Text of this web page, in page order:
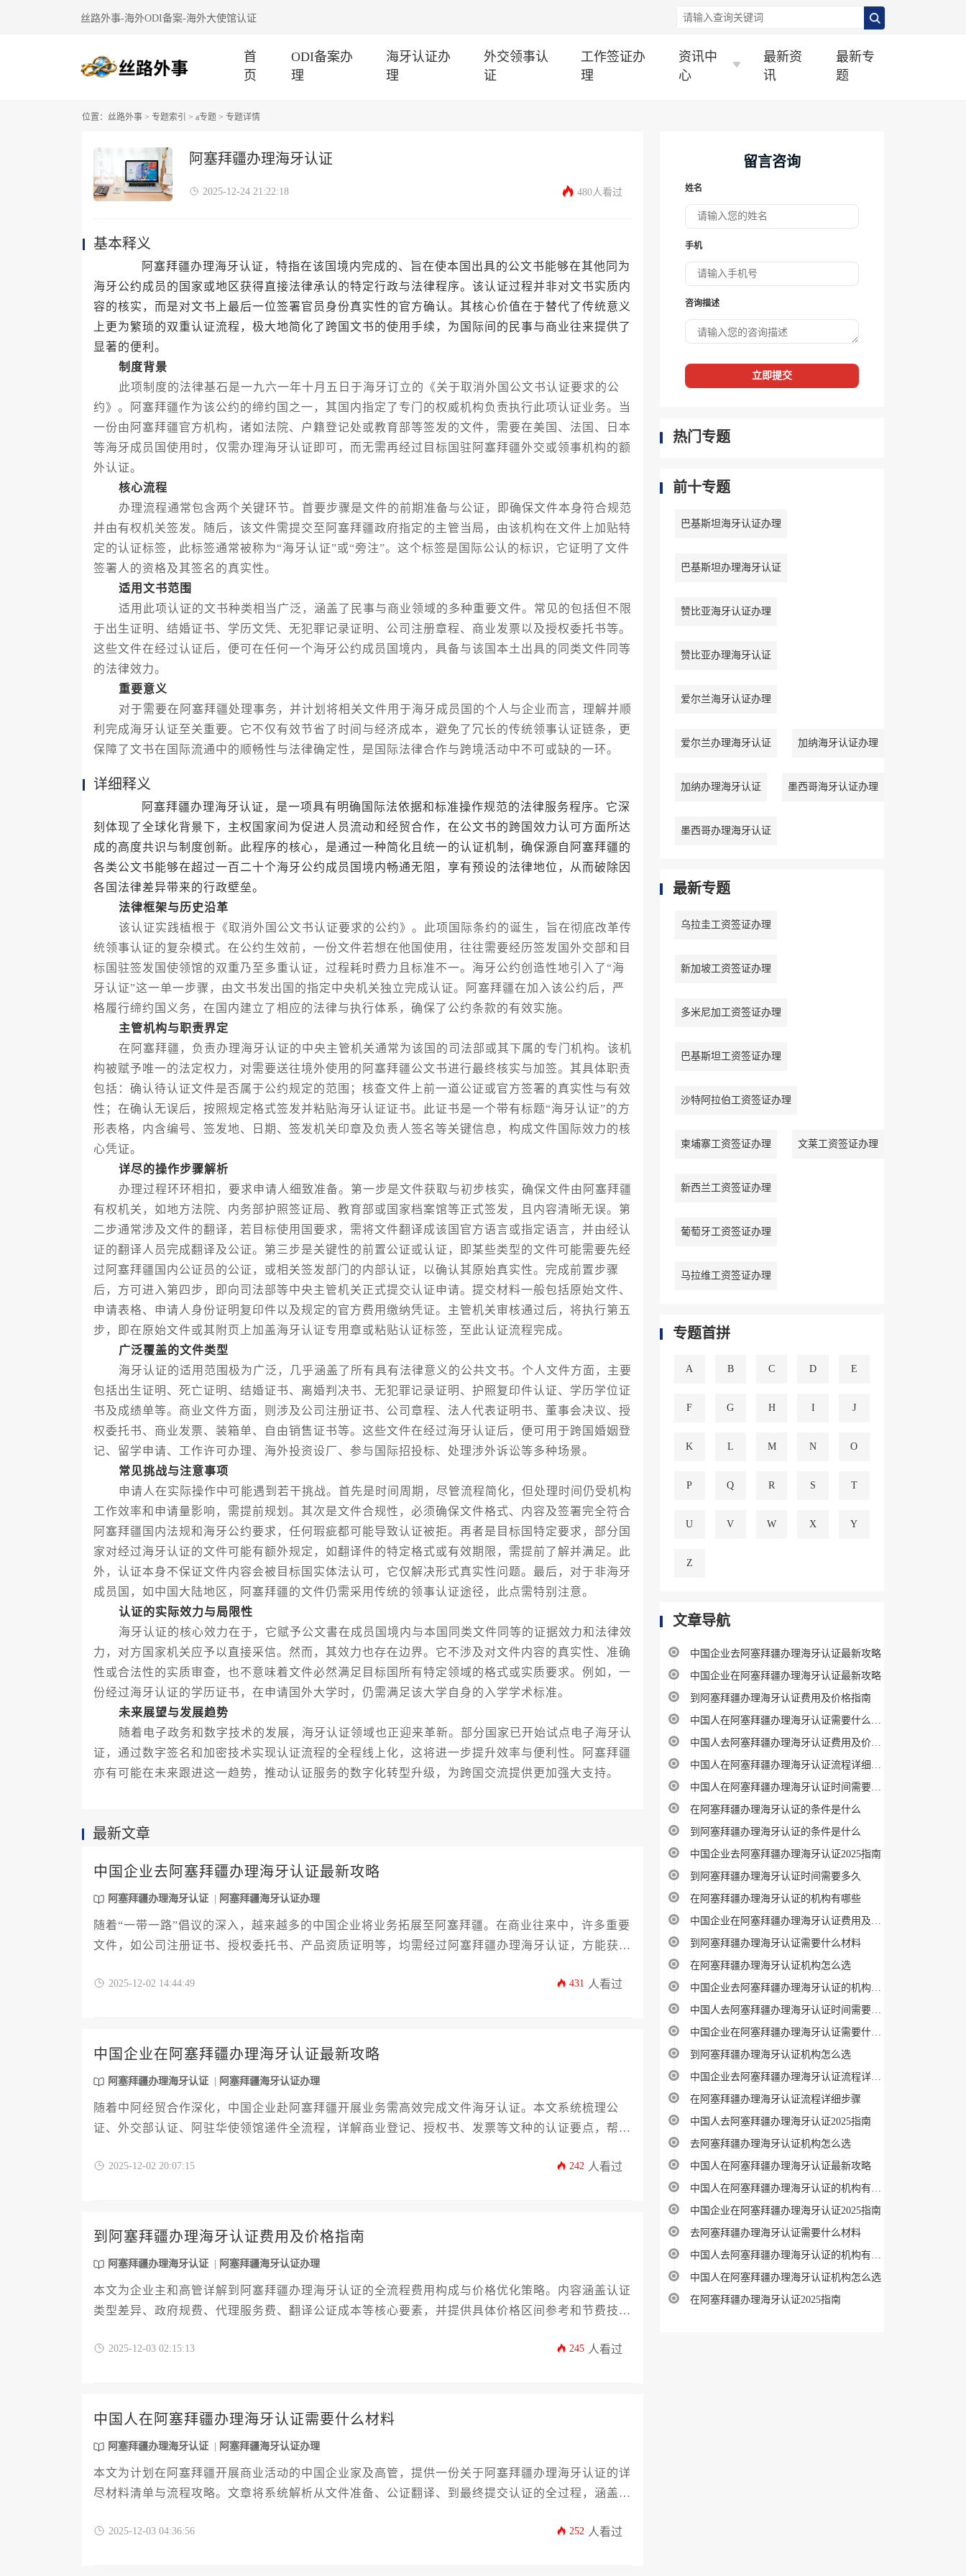
丝路外事-海外ODI备案-海外大使馆认证
首
页
ODI备案办
理
海牙认证办
理
外交领事认
证
工作签证办
理
资讯中
心
最新资
讯
最新专
题
位置： 丝路外事 > 专题索引 > a专题 > 专题详情
阿塞拜疆办理海牙认证
2025-12-24 21:22:18 480人看过
基本释义
阿塞拜疆办理海牙认证，特指在该国境内完成的、旨在使本国出具的公文书能够在其他同为
海牙公约成员的国家或地区获得直接法律承认的特定行政与法律程序。该认证过程并非对文书实质内
容的核实，而是对文书上最后一位签署官员身份真实性的官方确认。其核心价值在于替代了传统意义
上更为繁琐的双重认证流程，极大地简化了跨国文书的使用手续，为国际间的民事与商业往来提供了
显著的便利。
制度背景
此项制度的法律基石是一九六一年十月五日于海牙订立的《关于取消外国公文书认证要求的公
约》。阿塞拜疆作为该公约的缔约国之一，其国内指定了专门的权威机构负责执行此项认证业务。当
一份由阿塞拜疆官方机构，诸如法院、户籍登记处或教育部等签发的文件，需要在美国、法国、日本
等海牙成员国使用时，仅需办理海牙认证即可，而无需再经过目标国驻阿塞拜疆外交或领事机构的额
外认证。
核心流程
办理流程通常包含两个关键环节。首要步骤是文件的前期准备与公证，即确保文件本身符合规范
并由有权机关签发。随后，该文件需提交至阿塞拜疆政府指定的主管当局，由该机构在文件上加贴特
定的认证标签，此标签通常被称为“海牙认证”或“旁注”。这个标签是国际公认的标识，它证明了文件
签署人的资格及其签名的真实性。
适用文书范围
适用此项认证的文书种类相当广泛，涵盖了民事与商业领域的多种重要文件。常见的包括但不限
于出生证明、结婚证书、学历文凭、无犯罪记录证明、公司注册章程、商业发票以及授权委托书等。
这些文件在经过认证后，便可在任何一个海牙公约成员国境内，具备与该国本土出具的同类文件同等
的法律效力。
重要意义
对于需要在阿塞拜疆处理事务，并计划将相关文件用于海牙成员国的个人与企业而言，理解并顺
利完成海牙认证至关重要。它不仅有效节省了时间与经济成本，避免了冗长的传统领事认证链条，更
保障了文书在国际流通中的顺畅性与法律确定性，是国际法律合作与跨境活动中不可或缺的一环。
详细释义
阿塞拜疆办理海牙认证，是一项具有明确国际法依据和标准操作规范的法律服务程序。它深
刻体现了全球化背景下，主权国家间为促进人员流动和经贸合作，在公文书的跨国效力认可方面所达
成的高度共识与制度创新。此程序的核心，是通过一种简化且统一的认证机制，确保源自阿塞拜疆的
各类公文书能够在超过一百二十个海牙公约成员国境内畅通无阻，享有预设的法律地位，从而破除因
各国法律差异带来的行政壁垒。
法律框架与历史沿革
该认证实践植根于《取消外国公文书认证要求的公约》。此项国际条约的诞生，旨在彻底改革传
统领事认证的复杂模式。在公约生效前，一份文件若想在他国使用，往往需要经历签发国外交部和目
标国驻签发国使领馆的双重乃至多重认证，过程耗时费力且标准不一。海牙公约创造性地引入了“海
牙认证”这一单一步骤，由文书发出国的指定中央机关独立完成认证。阿塞拜疆在加入该公约后，严
格履行缔约国义务，在国内建立了相应的法律与执行体系，确保了公约条款的有效实施。
主管机构与职责界定
在阿塞拜疆，负责办理海牙认证的中央主管机关通常为该国的司法部或其下属的专门机构。该机
构被赋予唯一的法定权力，对需要送往境外使用的阿塞拜疆公文书进行最终核实与加签。其具体职责
包括：确认待认证文件是否属于公约规定的范围；核查文件上前一道公证或官方签署的真实性与有效
性；在确认无误后，按照规定格式签发并粘贴海牙认证证书。此证书是一个带有标题“海牙认证”的方
形表格，内含编号、签发地、日期、签发机关印章及负责人签名等关键信息，构成文件国际效力的核
心凭证。
详尽的操作步骤解析
办理过程环环相扣，要求申请人细致准备。第一步是文件获取与初步核实，确保文件由阿塞拜疆
有权机关，如地方法院、内务部护照签证局、教育部或国家档案馆等正式签发，且内容清晰无误。第
二步通常涉及文件的翻译，若目标使用国要求，需将文件翻译成该国官方语言或指定语言，并由经认
证的翻译人员完成翻译及公证。第三步是关键性的前置公证或认证，即某些类型的文件可能需要先经
过阿塞拜疆国内公证员的公证，或相关签发部门的内部认证，以确认其原始真实性。完成前置步骤
后，方可进入第四步，即向司法部等中央主管机关正式提交认证申请。提交材料一般包括原始文件、
申请表格、申请人身份证明复印件以及规定的官方费用缴纳凭证。主管机关审核通过后，将执行第五
步，即在原始文件或其附页上加盖海牙认证专用章或粘贴认证标签，至此认证流程完成。
广泛覆盖的文件类型
海牙认证的适用范围极为广泛，几乎涵盖了所有具有法律意义的公共文书。个人文件方面，主要
包括出生证明、死亡证明、结婚证书、离婚判决书、无犯罪记录证明、护照复印件认证、学历学位证
书及成绩单等。商业文件方面，则涉及公司注册证书、公司章程、法人代表证明书、董事会决议、授
权委托书、商业发票、装箱单、自由销售证书等。这些文件在经过海牙认证后，便可用于跨国婚姻登
记、留学申请、工作许可办理、海外投资设厂、参与国际招投标、处理涉外诉讼等多种场景。
常见挑战与注意事项
申请人在实际操作中可能遇到若干挑战。首先是时间周期，尽管流程简化，但处理时间仍受机构
工作效率和申请量影响，需提前规划。其次是文件合规性，必须确保文件格式、内容及签署完全符合
阿塞拜疆国内法规和海牙公约要求，任何瑕疵都可能导致认证被拒。再者是目标国特定要求，部分国
家对经过海牙认证的文件可能有额外规定，如翻译件的特定格式或有效期限，需提前了解并满足。此
外，认证本身不保证文件内容会被目标国实体法认可，它仅解决形式真实性问题。最后，对于非海牙
成员国，如中国大陆地区，阿塞拜疆的文件仍需采用传统的领事认证途径，此点需特别注意。
认证的实际效力与局限性
海牙认证的核心效力在于，它赋予公文書在成员国境内与本国同类文件同等的证据效力和法律效
力，对方国家机关应予以直接采信。然而，其效力也存在边界。它不涉及对文件内容的真实性、准确
性或合法性的实质审查，也不意味着文件必然满足目标国所有特定领域的格式或实质要求。例如，一
份经过海牙认证的学历证书，在申请国外大学时，仍需满足该大学自身的入学学术标准。
未来展望与发展趋势
随着电子政务和数字技术的发展，海牙认证领域也正迎来革新。部分国家已开始试点电子海牙认
证，通过数字签名和加密技术实现认证流程的全程线上化，这将进一步提升效率与便利性。阿塞拜疆
亦有可能在未来跟进这一趋势，推动认证服务的数字化转型升级，为跨国交流提供更加强大支持。
最新文章
中国企业去阿塞拜疆办理海牙认证最新攻略
阿塞拜疆办理海牙认证 阿塞拜疆海牙认证办理
随着“一带一路”倡议的深入，越来越多的中国企业将业务拓展至阿塞拜疆。在商业往来中，许多重要
文件，如公司注册证书、授权委托书、产品资质证明等，均需经过阿塞拜疆办理海牙认证，方能获得
攻略，系统梳理从文件准备、认证流程到注意事项的全链条操作指南，助力企业高效、合规地完成认
2025-12-02 14:44:49 431 人看过
中国企业在阿塞拜疆办理海牙认证最新攻略
阿塞拜疆办理海牙认证 阿塞拜疆海牙认证办理
随着中阿经贸合作深化，中国企业赴阿塞拜疆开展业务需高效完成文件海牙认证。本文系统梳理公
证、外交部认证、阿驻华使领馆递件全流程，详解商业登记、授权书、发票等文种的认证要点，帮助
2025-12-02 20:07:15 242 人看过
到阿塞拜疆办理海牙认证费用及价格指南
阿塞拜疆办理海牙认证 阿塞拜疆海牙认证办理
本文为企业主和高管详解到阿塞拜疆办理海牙认证的全流程费用构成与价格优化策略。内容涵盖认证
类型差异、政府规费、代理服务费、翻译公证成本等核心要素，并提供具体价格区间参考和节费技
率。2025-12-03 02:15:13 245 人看过
中国人在阿塞拜疆办理海牙认证需要什么材料
阿塞拜疆办理海牙认证 阿塞拜疆海牙认证办理
本文为计划在阿塞拜疆开展商业活动的中国企业家及高管，提供一份关于阿塞拜疆办理海牙认证的详
尽材料清单与流程攻略。文章将系统解析从文件准备、公证翻译、到最终提交认证的全过程，涵盖个
规地完成这项关键法律程序，为海外业务铺平道路。
2025-12-03 04:36:56 252 人看过
留言咨询
姓名
手机
咨询描述
立即提交
热门专题
前十专题
巴基斯坦海牙认证办理
巴基斯坦办理海牙认证
赞比亚海牙认证办理
赞比亚办理海牙认证
爱尔兰海牙认证办理
爱尔兰办理海牙认证 加纳海牙认证办理
加纳办理海牙认证 墨西哥海牙认证办理
墨西哥办理海牙认证
最新专题
乌拉圭工资签证办理
新加坡工资签证办理
多米尼加工资签证办理
巴基斯坦工资签证办理
沙特阿拉伯工资签证办理
柬埔寨工资签证办理 文莱工资签证办理
新西兰工资签证办理
葡萄牙工资签证办理
马拉维工资签证办理
专题首拼
A B C D E
F G H I J
K L M N O
P Q R S T
U V W X Y
Z
文章导航
中国企业去阿塞拜疆办理海牙认证最新攻略
中国企业在阿塞拜疆办理海牙认证最新攻略
到阿塞拜疆办理海牙认证费用及价格指南
中国人在阿塞拜疆办理海牙认证需要什么材料
中国人去阿塞拜疆办理海牙认证费用及价格指南
中国人在阿塞拜疆办理海牙认证流程详细步骤
中国人在阿塞拜疆办理海牙认证时间需要多久
在阿塞拜疆办理海牙认证的条件是什么
到阿塞拜疆办理海牙认证的条件是什么
中国企业去阿塞拜疆办理海牙认证2025指南
到阿塞拜疆办理海牙认证时间需要多久
在阿塞拜疆办理海牙认证的机构有哪些
中国企业在阿塞拜疆办理海牙认证费用及价格指南
到阿塞拜疆办理海牙认证需要什么材料
在阿塞拜疆办理海牙认证机构怎么选
中国企业去阿塞拜疆办理海牙认证的机构有哪些
中国人去阿塞拜疆办理海牙认证时间需要多久
中国企业在阿塞拜疆办理海牙认证需要什么材料
到阿塞拜疆办理海牙认证机构怎么选
中国企业去阿塞拜疆办理海牙认证流程详细步骤
在阿塞拜疆办理海牙认证流程详细步骤
中国人去阿塞拜疆办理海牙认证2025指南
去阿塞拜疆办理海牙认证机构怎么选
中国人在阿塞拜疆办理海牙认证最新攻略
中国人在阿塞拜疆办理海牙认证的机构有哪些
中国企业在阿塞拜疆办理海牙认证2025指南
去阿塞拜疆办理海牙认证需要什么材料
中国人去阿塞拜疆办理海牙认证的机构有哪些
中国人在阿塞拜疆办理海牙认证机构怎么选
在阿塞拜疆办理海牙认证2025指南